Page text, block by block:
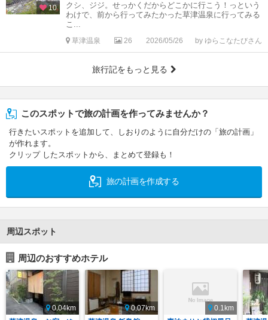
10
クシ、ジジ。せっかくだからどこかに行こう！っという
わけで、前から行ってみたかった草津温泉に行ってみる
こ...
草津温泉 26 2026/05/26 by ゆらこなたびさん
旅行記をもっと見る
このスポットで旅の計画を作ってみませんか？
行きたいスポットを追加して、しおりのように自分だけの「旅の計画」
が作れます。
クリップ したスポットから、まとめて登録も！
旅の計画を作成する
周辺スポット
周辺のおすすめホテル
0.04km
0.07km
0.1km